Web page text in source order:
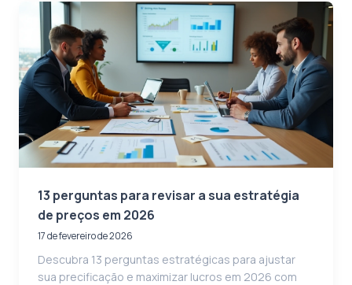
13 perguntas para revisar a sua estratégia
de preços em 2026
17 de fevereiro de 2026
Descubra 13 perguntas estratégicas para ajustar
sua precificação e maximizar lucros em 2026 com